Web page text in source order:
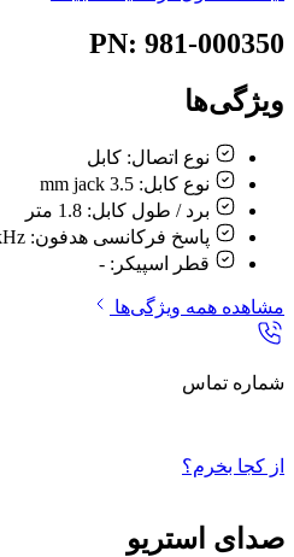
PN: 981-000350
ویژگی‌ها
نوع اتصال: کابل
نوع کابل: 3.5 mm jack
برد / طول کابل: 1.8 متر
پاسخ فرکانسی هدفون:
قطر اسپیکر: -
مشاهده همه ویژگی‌ها
شماره تماس
از کجا بخرم؟
صدای استریو